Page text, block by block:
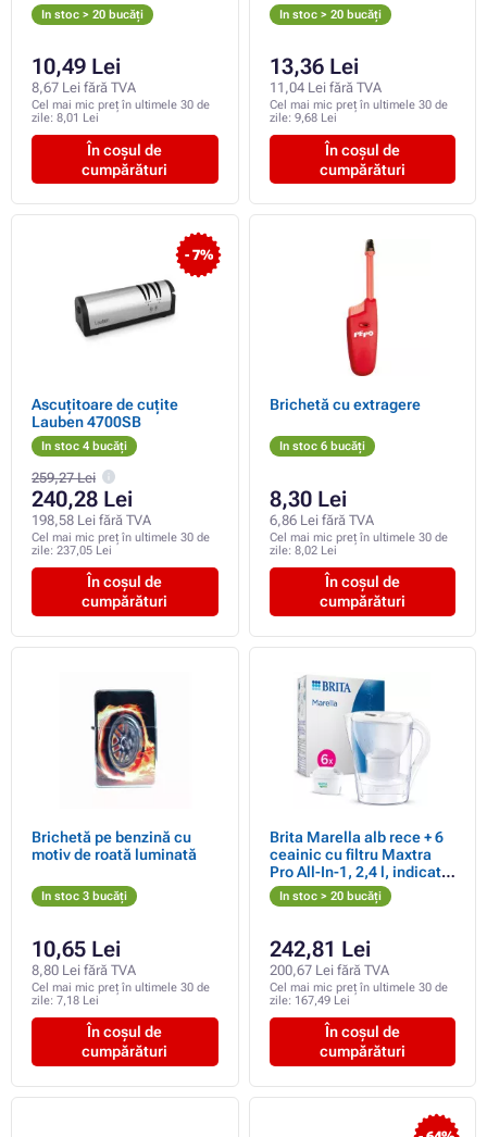
In stoc > 20 bucăți
10,49 Lei
8,67 Lei fără TVA
Cel mai mic preț în ultimele 30 de
zile: 8,01 Lei
În coșul de
cumpărături
In stoc > 20 bucăți
13,36 Lei
11,04 Lei fără TVA
Cel mai mic preț în ultimele 30 de
zile: 9,68 Lei
În coșul de
cumpărături
- 7%
Ascuțitoare de cuțite
Lauben 4700SB
In stoc 4 bucăți
259,27 Lei
240,28 Lei
198,58 Lei fără TVA
Cel mai mic preț în ultimele 30 de
zile: 237,05 Lei
În coșul de
cumpărături
Brichetă cu extragere
In stoc 6 bucăți
8,30 Lei
6,86 Lei fără TVA
Cel mai mic preț în ultimele 30 de
zile: 8,02 Lei
În coșul de
cumpărături
Brichetă pe benzină cu
motiv de roată luminată
In stoc 3 bucăți
10,65 Lei
8,80 Lei fără TVA
Cel mai mic preț în ultimele 30 de
zile: 7,18 Lei
În coșul de
cumpărături
Brita Marella alb rece + 6
ceainic cu filtru Maxtra
Pro All-In-1, 2,4 l, indicator
de schimbare a filtrului, 6x
cartușe filtrante
In stoc > 20 bucăți
242,81 Lei
200,67 Lei fără TVA
Cel mai mic preț în ultimele 30 de
zile: 167,49 Lei
În coșul de
cumpărături